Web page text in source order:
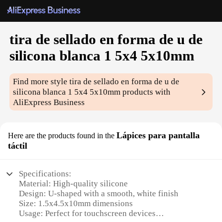
tira de sellado en forma de u de
silicona blanca 1 5x4 5x10mm
Find more styletira de sellado en forma de u de
silicona blanca 1 5x4 5x10mm products with
AliExpress Business
Here are the products found in the Lápices para pantalla
táctil
Specifications:
Material: High-quality silicone
Design: U-shaped with a smooth, white finish
Size: 1.5x4.5x10mm dimensions
Usage: Perfect for touchscreen devices